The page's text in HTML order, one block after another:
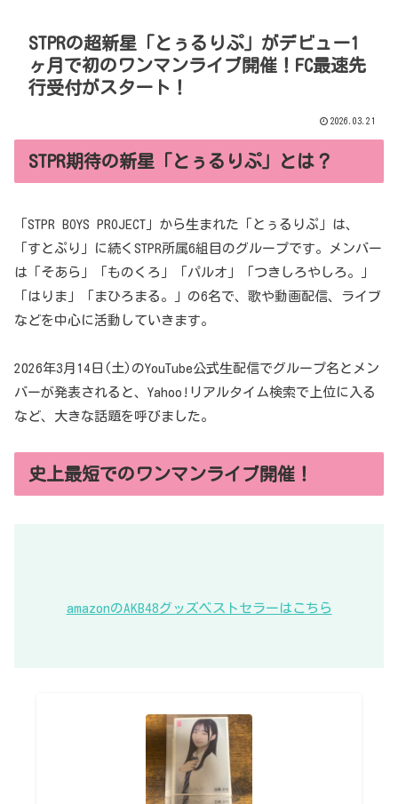
STPRの超新星「とぅるりぷ」がデビュー1
ヶ月で初のワンマンライブ開催！FC最速先
行受付がスタート！
2026.03.21
STPR期待の新星「とぅるりぷ」とは？
「STPR BOYS PROJECT」から生まれた「とぅるりぷ」は、
「すとぷり」に続くSTPR所属6組目のグループです。メンバー
は「そあら」「ものくろ」「パルオ」「つきしろやしろ。」
「はりま」「まひろまる。」の6名で、歌や動画配信、ライブ
などを中心に活動していきます。
2026年3月14日(土)のYouTube公式生配信でグループ名とメン
バーが発表されると、Yahoo!リアルタイム検索で上位に入る
など、大きな話題を呼びました。
史上最短でのワンマンライブ開催！
amazonのAKB48グッズベストセラーはこちら